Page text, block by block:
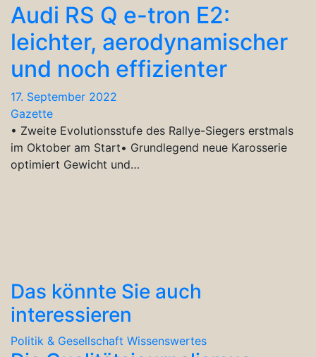
Audi RS Q e-tron E2:
leichter, aerodynamischer
und noch effizienter
17. September 2022
Gazette
• Zweite Evolutionsstufe des Rallye-Siegers erstmals
im Oktober am Start• Grundlegend neue Karosserie
optimiert Gewicht und…
Das könnte Sie auch
interessieren
Politik & Gesellschaft Wissenswertes